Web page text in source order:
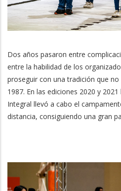
Dos años pasaron entre
entre la habilidad de los
proseguir con una tradición que
1987. En las ediciones 2020 y
Integral llevó a cabo el
distancia, consiguiendo una gran